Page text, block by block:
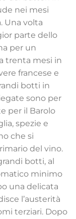
nei mesi
Una volta
parte dello
per un
trenta mesi in
francese e
botti in
sono per
per il Barolo
spezie e
che si
del vino.
botti, al
minimo
una delicata
l’austerità
terziari. Dopo